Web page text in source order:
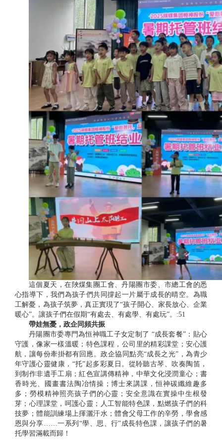
這個夏天，在陜煤集團工會、丹陽團市委、市總工會的悉
心指導下，我們為孩子們共同撐起一片屬于成長的晴空。為職
工解憂，為孩子筑夢，真正實現了“孩子開心、家長放心、企業
暖心”。讓孩子們在假期“有處去、有處學、有處玩”。:51
帶娃無憂，政企同頻共振
丹陽團市委專門為恒神職工子女定制了 “成長套餐”：貼心
守護，像家一樣溫暖；特色課程，公司里的精彩課堂；安心護
航，讓每份牽掛都有回應。政企協同點亮“成長之光”，為青少
年守護心靈健康，“托”起多彩夏日。從聆聽古琴、吹奏陶笛，
到制作非遺手工扇；紅色宣講傳精神，中華文化浸潤童心；書
香時光、國畫書法陶冶情操；博士來講課，恒神碳纖維趣多
多；勞模精神照亮孩子們的心靈；安全意識在實操中生根發
芽；心理課堂，呵護心靈；人工智能特色課，點燃孩子們的科
技夢；體能訓練場上揮灑汗水；體會父母工作的辛勞，學會感
恩與分享……一系列“學、思、行”成長特色課，讓孩子們的暑
托學習滿載而歸！